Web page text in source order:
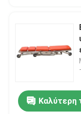
Καλύτερη